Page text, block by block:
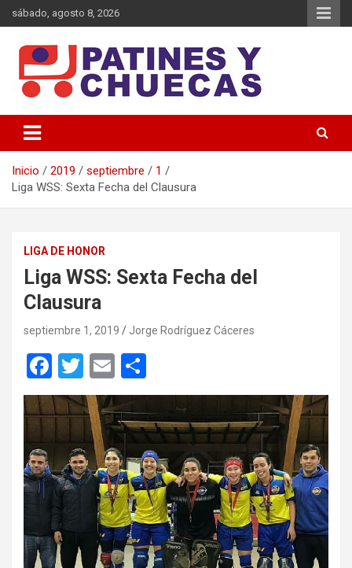
Saltar
al
sábado, agosto 8, 2026
Patines y Chuecas
Inicio 2019 septiembre
1
Liga WSS: Sexta Fecha del Clausura
LIGA DE HONOR
Liga WSS: Sexta Fecha del
Clausura
septiembre 1, 2019 Jorge Rodríguez Cáceres
F
a
ce
b
o
o
k
T
wi
tt
er
E
m
ail
o
m
p
ar
tir